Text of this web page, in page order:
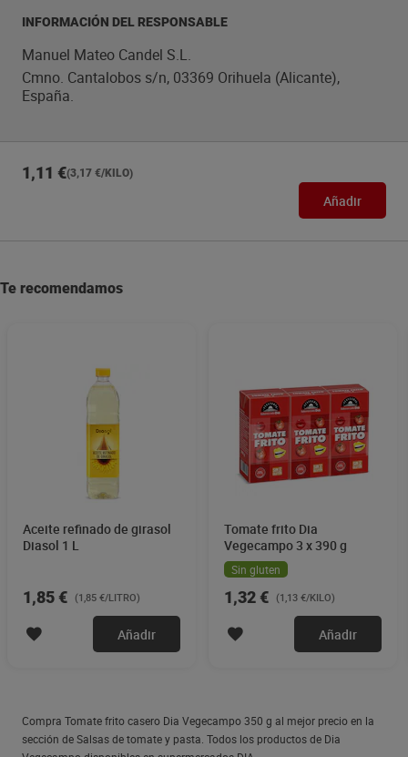
INFORMACIÓN DEL RESPONSABLE
Manuel Mateo Candel S.L.
Cmno. Cantalobos s/n, 03369 Orihuela (Alicante),
España.
1,11 €(3,17 €/KILO)
Añadir
Te recomendamos
Aceite refinado de girasol
Diasol 1 L
1,85 € (1,85 €/LITRO)
Añadir
Tomate frito Dia
Vegecampo 3 x 390 g
Sin gluten
1,32 € (1,13 €/KILO)
Añadir
Compra Tomate frito casero Dia Vegecampo 350 g al mejor precio en la
sección de Salsas de tomate y pasta. Todos los productos de Dia